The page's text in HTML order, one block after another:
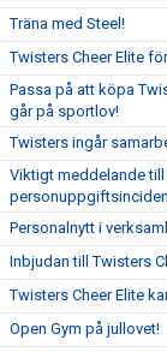
Träna med Steel!
Twisters Cheer Elite
Passa på att köpa
går på sportlov!
Twisters ingår
Viktigt meddelande
Personalnytt i
Inbjudan till Twisters
Twisters Cheer Elite
Open Gym på jullovet!